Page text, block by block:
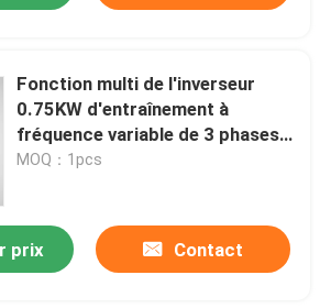
Fonction multi de l'inverseur
0.75KW d'entraînement à
fréquence variable de 3 phases
VFD
MOQ：1pcs
prix Contact